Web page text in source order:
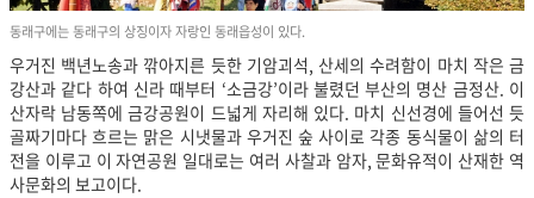
동래구에는 동래구의 상징이자 자랑인 동래읍성이 있다.
우거진 백년노송과 깎아지른 듯한 기암괴석, 산세의 수려함이 마치 작은 금
강산과 같다 하여 신라 때부터 ‘소금강’이라 불렸던 부산의 명산 금정산. 이
산자락 남동쪽에 금강공원이 드넓게 자리해 있다. 마치 신선경에 들어선 듯
골짜기마다 흐르는 맑은 시냇물과 우거진 숲 사이로 각종 동식물이 삶의 터
전을 이루고 이 자연공원 일대로는 여러 사찰과 암자, 문화유적이 산재한 역
사문화의 보고이다.